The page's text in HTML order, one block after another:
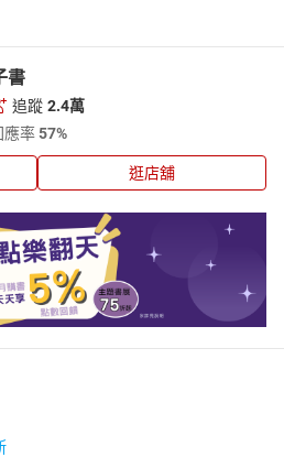
書
追蹤 2.4萬
應率57%
逛店舖